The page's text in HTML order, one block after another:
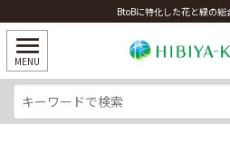
BtoBに特化した花と緑の総